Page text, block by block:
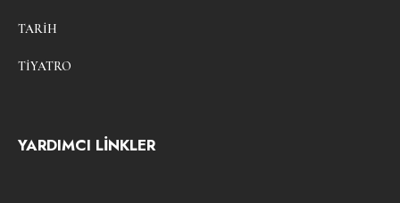
TARIH
TIYATRO
YARDIMCI LİNKLER